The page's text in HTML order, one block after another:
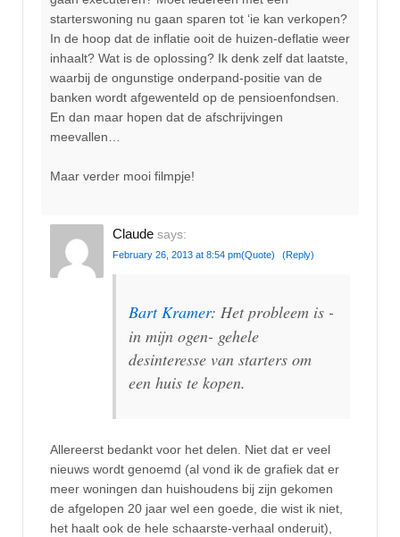
starterswoning nu gaan sparen tot ‘ie kan verkopen?
In de hoop dat de inflatie ooit de huizen-deflatie weer
inhaalt? Wat is de oplossing? Ik denk zelf dat laatste,
waarbij de ongunstige onderpand-positie van de
banken wordt afgewenteld op de pensioenfondsen.
En dan maar hopen dat de afschrijvingen
meevallen…
Maar verder mooi filmpje!
Claude says:
February 26, 2013 at 8:54 pm(Quote) (Reply)
Bart Kramer: Het probleem is -
in mijn ogen- gehele
desinteresse van starters om
een huis te kopen.
Allereerst bedankt voor het delen. Niet dat er veel
nieuws wordt genoemd (al vond ik de grafiek dat er
meer woningen dan huishoudens bij zijn gekomen
de afgelopen 20 jaar wel een goede, die wist ik niet,
het haalt ook de hele schaarste-verhaal onderuit),